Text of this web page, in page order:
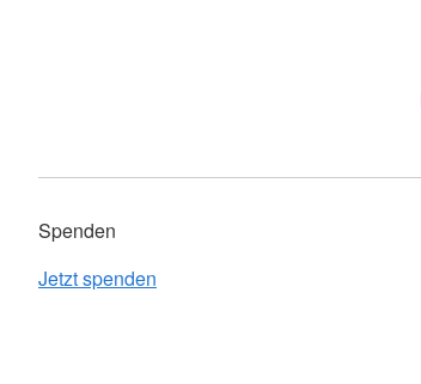
Spenden
Jetzt spenden